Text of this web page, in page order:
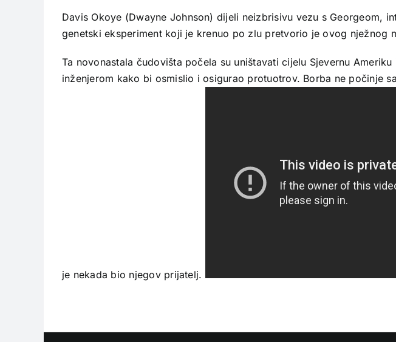
Davis Okoye (Dwayne Johnson) dijeli neizbrisivu vezu s Georgeom,
genetski eksperiment koji je krenuo po zlu pretvorio je ovog nježnog
Ta novonastala čudovišta počela su uništavati cijelu Sjevernu
inženjerom kako bi osmislio i osigurao protuotrov. Borba ne počinje
je nekada bio njegov prijatelj.